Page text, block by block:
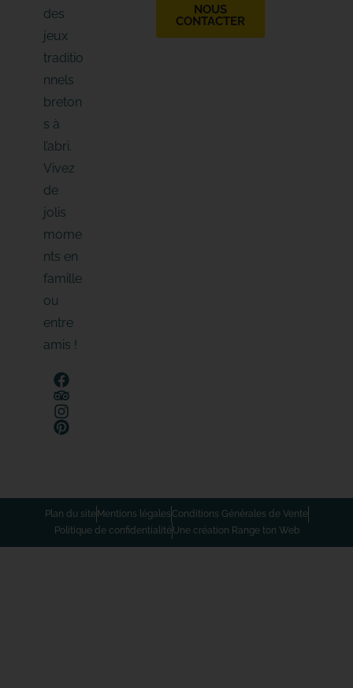
des
jeux
traditio
nnels
breton
s à
l’abri.
Vivez
de
jolis
mome
nts en
famille
ou
entre
amis !
NOUS
CONTACTER
Plan du siteMentions légales Conditions Générales de Vente
Politique de confidentialitéUne création Range ton Web